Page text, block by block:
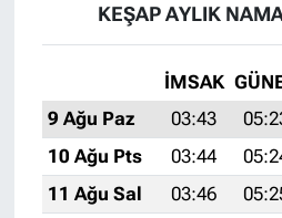
KEŞAP AYLIK
İMSAK
9 Ağu Paz
03:43
10 Ağu Pts
03:44
11 Ağu Sal
03:46